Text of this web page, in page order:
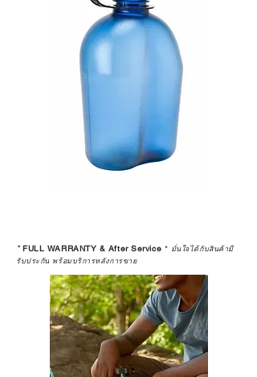
*FULL WARRANTY & After Service * มั่นใจได้กับสินค้ามี
รับประกัน พร้อมบริการหลังการขาย